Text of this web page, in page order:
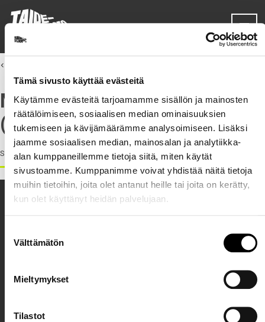
Tämä sivusto käyttää evästeitä
Käytämme evästeitä tarjoamamme sisällön ja mainosten
räätälöimiseen, sosiaalisen median ominaisuuksien
tukemiseen ja kävijämäärämme analysoimiseen. Lisäksi
jaamme sosiaalisen median, mainosalan ja analytiikka-
alan kumppaneillemme tietoja siitä, miten käytät
sivustoamme. Kumppanimme voivat yhdistää näitä tietoja
muihin tietoihin, joita olet antanut heille tai joita on kerätty,
kun olet käyttänyt heidän palvelujaan.
valinta
Välttämätön
Mieltymykset
Tilastot
MIELIPIDEKIRJOITUS
(TULOSSA)
Sisältö täydentyy 2025 aikana.